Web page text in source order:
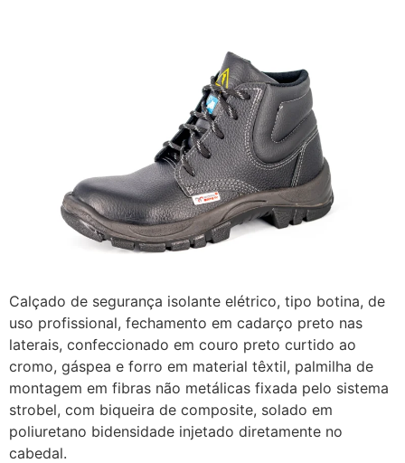
Calçado de segurança isolante elétrico, tipo botina, de
uso profissional, fechamento em cadarço preto nas
laterais, confeccionado em couro preto curtido ao
cromo, gáspea e forro em material têxtil, palmilha de
montagem em fibras não metálicas fixada pelo sistema
strobel, com biqueira de composite, solado em
poliuretano bidensidade injetado diretamente no
cabedal.